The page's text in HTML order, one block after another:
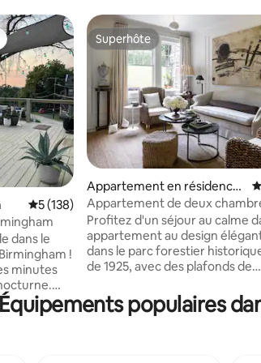
plus appréciés
Évaluation moyenne sur la base de 138
5 (138)
dans le
!
minutes
avec 1 lit
(matelas
Superhôte
Superhôte
Appartement en résidence
⋅ Birmingham
Appartement de deux
quartier historique de Forest
Profitez d'un séjour au calme
appartement au design
dans le parc forestier
de 1925, avec des plafonds de
VEUILLEZ LIRE AVANT DE
Forty Second n'est pas
Équipements populaires